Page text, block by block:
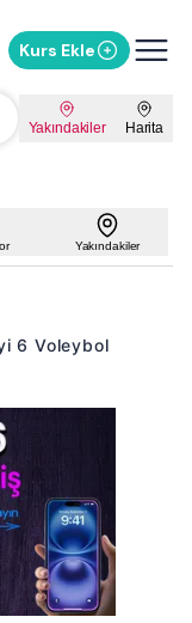
Kurs Ekle
Yakındakiler Harita
Yakındakiler
6 Voleybol